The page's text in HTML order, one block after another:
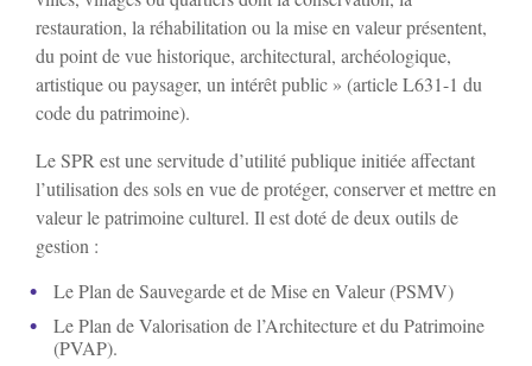
Quenne
St-Bris-Le-Vineux
St-Georges/Baulche
Vallan
Venoy
restauration, la réhabilitation ou la mise en valeur présentent,
du point de vue historique, architectural, archéologique,
artistique ou paysager, un intérêt public » (article L631-1 du
code du patrimoine).
Le SPR est une servitude d’utilité publique initiée affectant
l’utilisation des sols en vue de protéger, conserver et mettre en
valeur le patrimoine culturel. Il est doté de deux outils de
gestion :
Le Plan de Sauvegarde et de Mise en Valeur (PSMV)
Le Plan de Valorisation de l’Architecture et du Patrimoine
(PVAP).